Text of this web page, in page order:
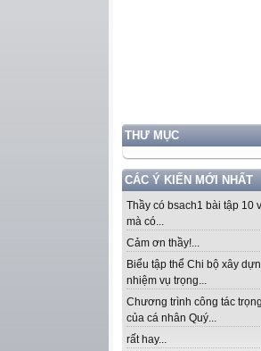
THƯ MỤC
CÁC Ý KIẾN MỚI NHẤT
Thầy có bsach1 bài tập 10
mà có...
Cảm ơn thầy!...
Biểu tập thể Chi bộ xây
nhiệm vụ trọng...
Chương trình công tác
của cá nhân Quý...
rất hay...